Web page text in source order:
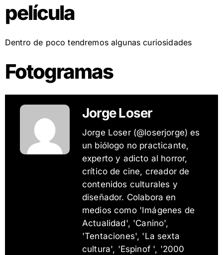
película
Dentro de poco tendremos algunas curiosidades
Fotogramas
Jorge Loser
Jorge Loser (@loserjorge) es
un biólogo no practicante,
experto y adicto al horror,
crítico de cine, creador de
contenidos culturales y
diseñador. Colabora en
medios como 'Imágenes de
Actualidad', 'Canino',
'Tentaciones', 'La sexta
cultura', 'Espinof ', '2000